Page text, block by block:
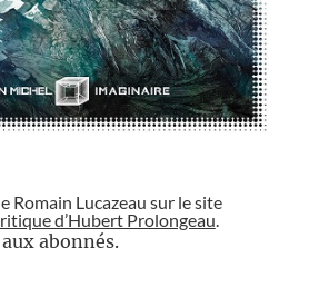
Romain Lucazeau sur le site
d’Hubert Prolongeau.
abonnés.